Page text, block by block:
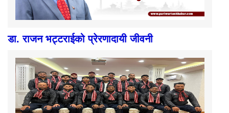
डा. राजन भट्टराईको प्रेरणादायी जीवनी